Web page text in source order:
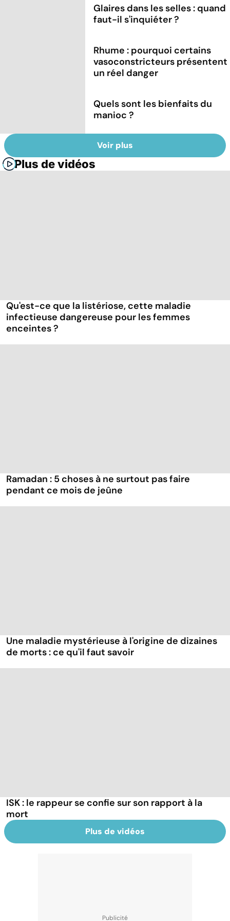
Glaires dans les selles : quand
faut-il s'inquiéter ?
Rhume : pourquoi certains
vasoconstricteurs présentent
un réel danger
Quels sont les bienfaits du
manioc ?
Voir plus
Plus de vidéos
Qu'est-ce que la listériose, cette maladie
infectieuse dangereuse pour les femmes
enceintes ?
Ramadan : 5 choses à ne surtout pas faire
pendant ce mois de jeûne
Une maladie mystérieuse à l'origine de dizaines
de morts : ce qu'il faut savoir
ISK : le rappeur se confie sur son rapport à la
mort
Plus de vidéos